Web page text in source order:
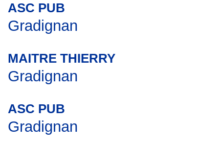
ASC PUB
Gradignan
MAITRE THIERRY
Gradignan
ASC PUB
Gradignan